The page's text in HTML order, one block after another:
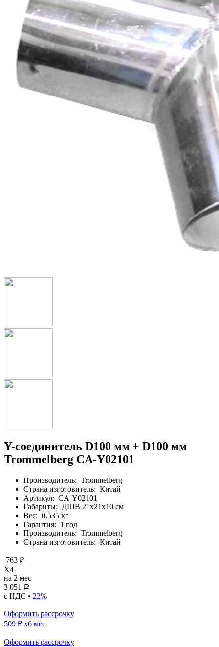
Y-соединитель D100 мм + D100 мм
Trommelberg CA-Y02101
Производитель: Trommelberg
Страна изготовитель: Китай
Артикул: CA-Y02101
Габариты: ДШВ 21х21х10 см
Вес: 0.535 кг
Гарантия: 1 год
Производитель: Trommelberg
Страна изготовитель: Китай
763 ₽
X4
на 2 мес
3 051
Р
с НДС • 22%
Оформить рассрочку
509 ₽ x6 мес
Оформить рассрочку